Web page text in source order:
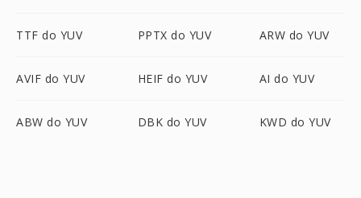
TTF do YUV PPTX do YUV ARW do YUV
AVIF do YUV HEIF do YUV AI do YUV
ABW do YUV DBK do YUV KWD do YUV